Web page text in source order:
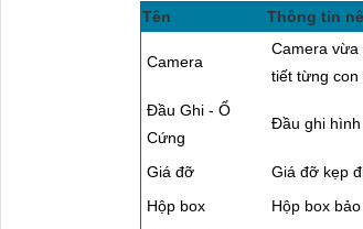
Tên Thông tin
Camera
Camera
tiết từng con
Đầu Ghi - Ổ
Cứng
Đầu ghi
Giá đỡ Giá đỡ kẹp
Hộp box
Hộp box